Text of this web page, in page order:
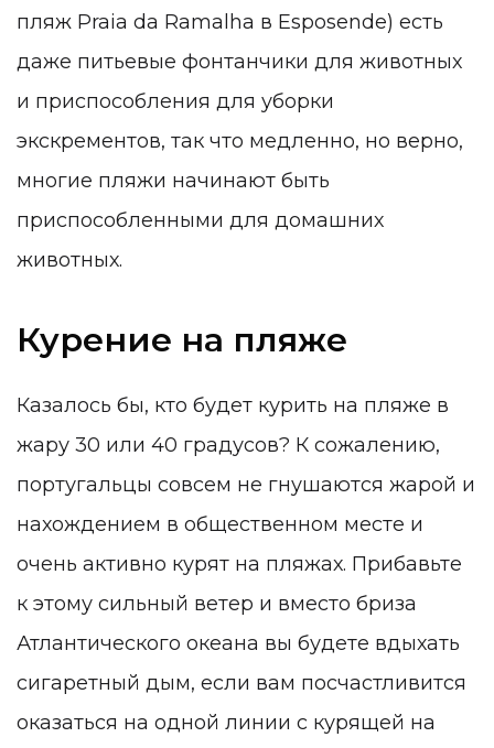
пляж Praia da Ramalha в Esposende) есть
даже питьевые фонтанчики для животных
и приспособления для уборки
экскрементов, так что медленно, но верно,
многие пляжи начинают быть
приспособленными для домашних
животных.
Курение на пляже
Казалось бы, кто будет курить на пляже в
жару 30 или 40 градусов? К сожалению,
португальцы совсем не гнушаются жарой и
нахождением в общественном месте и
очень активно курят на пляжах. Прибавьте
к этому сильный ветер и вместо бриза
Атлантического океана вы будете вдыхать
сигаретный дым, если вам посчастливится
оказаться на одной линии с курящей на